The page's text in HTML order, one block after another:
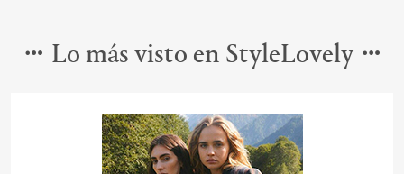
Lo más visto en StyleLovely